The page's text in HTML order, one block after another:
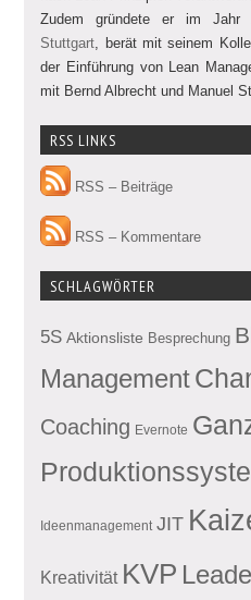
Zudem gründete er im Jahr
Stuttgart, berät mit seinem
der Einführung von Lean
mit Bernd Albrecht und Manuel
RSS LINKS
RSS – Beiträge
RSS – Kommentare
SCHLAGWÖRTER
5S Aktionsliste Besprechung
Management
Coaching Evernote
Ideenmanagement JIT
Kreativität KVP